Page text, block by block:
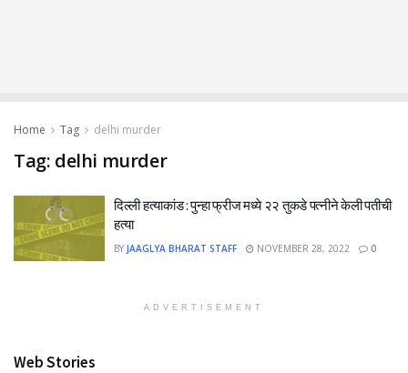
Home Tag delhi murder
Tag: delhi murder
दिल्ली हत्याकांड : पुन्हा फ्रीज मध्ये २२ तुकडे पत्नीने केली पतीची
हत्या
BY JAAGLYA BHARAT STAFF NOVEMBER 28, 2022 0
ADVERTISEMENT
Web Stories